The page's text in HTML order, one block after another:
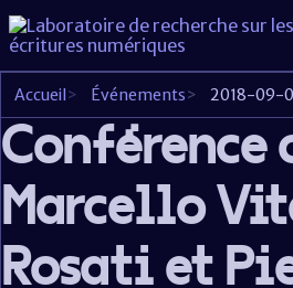
Accueil> Événements> 2018-09-
Conférence
Marcello
Rosati et